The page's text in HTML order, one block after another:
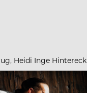
Heidi Inge Hintereck